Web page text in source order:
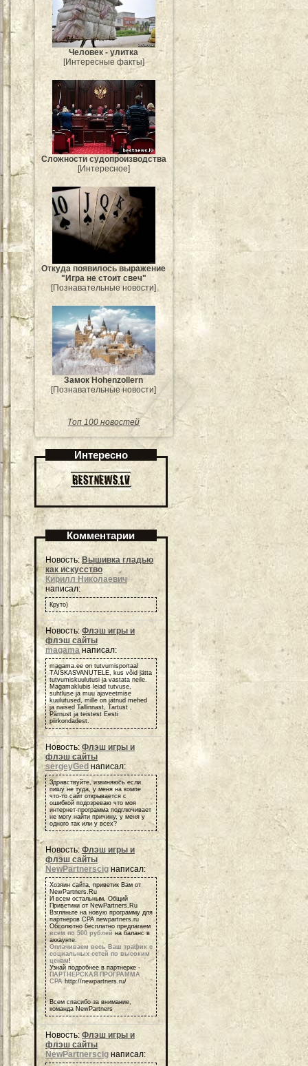
Человек - улитка
[Интересные факты]
Сложности судопроизводства
[Интересное]
Откуда появилось выражение
"Игра не стоит свеч"
[Познавательные новости]
Замок Hohenzollern
[Познавательные новости]
Топ 100 новостей
Интересно
Комментарии
Новость: Вышивка гладью
как искусство
Кирилл Николаевич
написал:
Круто)
Новость: Флэш игры и
флэш сайты
magama написал:
magama.ee on tutvumisportaal
TÄISKASVANUTELE, kus võid jätta
tutvumiskuulutusi ja vastata neile.
Magamaklubis leiad tutvuse,
suhtluse ja muu ajaveetmise
kuulutused, mille on jätnud mehed
ja naised Tallinnast, Tartust ,
Pärnust ja teistest Eesti
piirkondadest.
Новость: Флэш игры и
флэш сайты
sergeyGed написал:
Здравствуйте, извиняюсь если
пишу не туда, у меня на компе
что-то сайт открывается с
ошибкой подозреваю что моя
интернет-программа подглючивает
не могу найти причину, у меня у
одного так или у всех?
Новость: Флэш игры и
флэш сайты
NewPartnerscig написал:
Хозяин сайта, приветик Вам от
NewPartners.Ru
И всем остальным, Общий
Приветики от NewPartners.Ru
Взгляньте на новую программу для
партнеров СРА newpartners.ru
Обсолютно бесплатно предлагаем
всем по 500 рублей на баланс в
аккаунте.
Оплачиваем весь Ваш трафик с
социальных сетей по высоким
ценам!
Узнай подробнее в партнерке -
ПАРТНЕРСКАЯ ПРОГРАММА
СРА http://newpartners.ru/
Всем спасибо за внимание,
команда NewPartners
Новость: Флэш игры и
флэш сайты
NewPartnerscig написал: